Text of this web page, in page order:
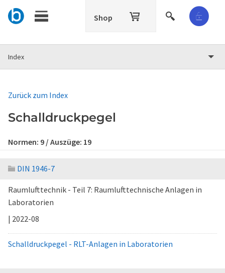
Shop
Index
Zurück zum Index
Schalldruckpegel
Normen: 9 / Auszüge: 19
DIN 1946-7
Raumlufttechnik - Teil 7: Raumlufttechnische Anlagen in
Laboratorien
| 2022-08
Schalldruckpegel - RLT-Anlagen in Laboratorien